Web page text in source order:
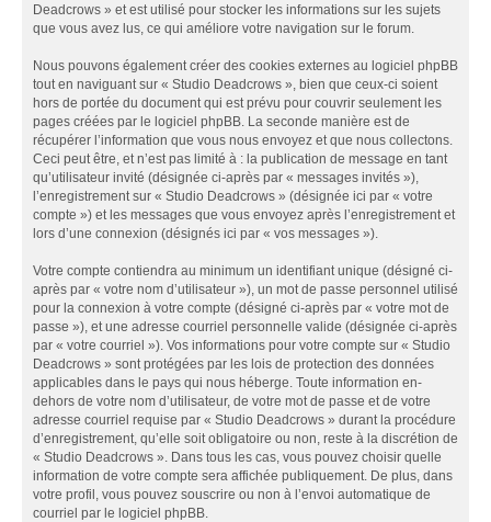
Deadcrows » et est utilisé pour stocker les informations sur les sujets
que vous avez lus, ce qui améliore votre navigation sur le forum.
Nous pouvons également créer des cookies externes au logiciel phpBB
tout en naviguant sur « Studio Deadcrows », bien que ceux-ci soient
hors de portée du document qui est prévu pour couvrir seulement les
pages créées par le logiciel phpBB. La seconde manière est de
récupérer l’information que vous nous envoyez et que nous collectons.
Ceci peut être, et n’est pas limité à : la publication de message en tant
qu’utilisateur invité (désignée ci-après par « messages invités »),
l’enregistrement sur « Studio Deadcrows » (désignée ici par « votre
compte ») et les messages que vous envoyez après l’enregistrement et
lors d’une connexion (désignés ici par « vos messages »).
Votre compte contiendra au minimum un identifiant unique (désigné ci-
après par « votre nom d’utilisateur »), un mot de passe personnel utilisé
pour la connexion à votre compte (désigné ci-après par « votre mot de
passe »), et une adresse courriel personnelle valide (désignée ci-après
par « votre courriel »). Vos informations pour votre compte sur « Studio
Deadcrows » sont protégées par les lois de protection des données
applicables dans le pays qui nous héberge. Toute information en-
dehors de votre nom d’utilisateur, de votre mot de passe et de votre
adresse courriel requise par « Studio Deadcrows » durant la procédure
d’enregistrement, qu’elle soit obligatoire ou non, reste à la discrétion de
« Studio Deadcrows ». Dans tous les cas, vous pouvez choisir quelle
information de votre compte sera affichée publiquement. De plus, dans
votre profil, vous pouvez souscrire ou non à l’envoi automatique de
courriel par le logiciel phpBB.